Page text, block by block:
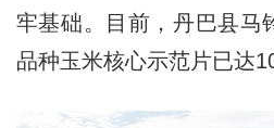
牢基础。目前，丹巴县马
品种玉米核心示范片已达